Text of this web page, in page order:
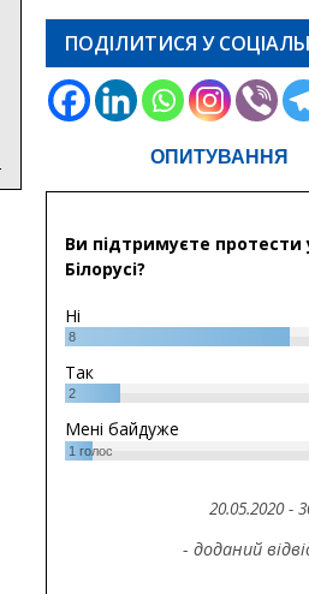
ПОДІЛИТИСЯ У
ОПИТУВАННЯ
Ви підтримуєте протести
Білорусі?
Ні
8
Так
2
Мені байдуже
1голос
20.05.2020-
- доданий